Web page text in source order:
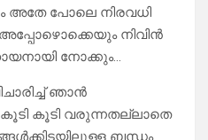
അതേ പോലെ നിരവധി
നിവിൻ
നോക്കും…
ഞാൻ
കൂടി വരുന്നതല്ലാതെ